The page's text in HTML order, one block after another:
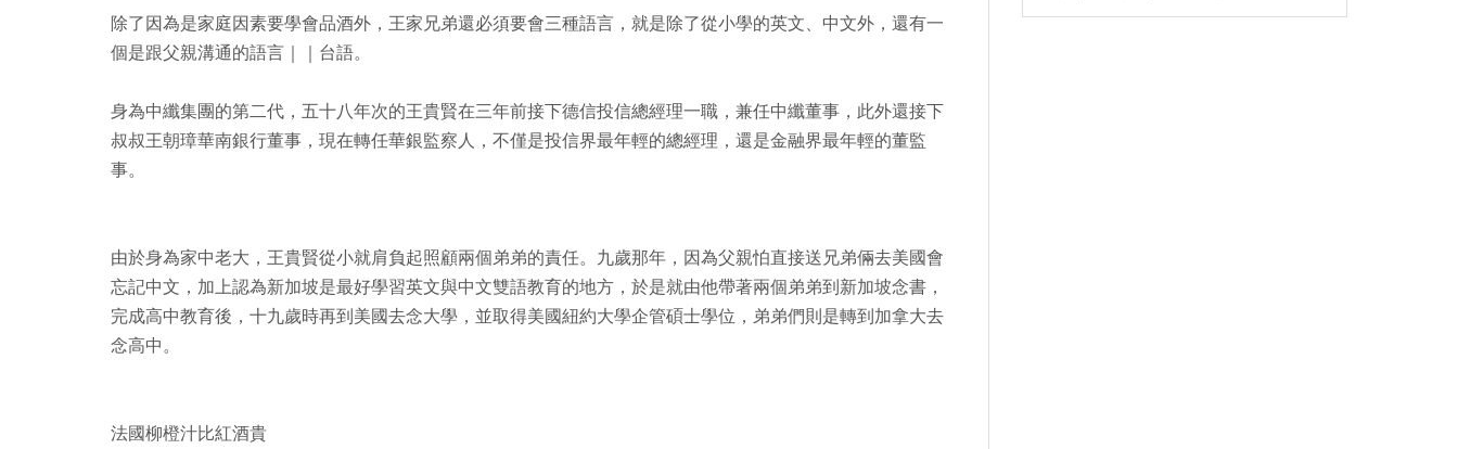
除了因為是家庭因素要學會品酒外，王家兄弟還必須要會三種語言，就是除了從小學的英文、中文外，還有一
個是跟父親溝通的語言｜｜台語。
身為中纖集團的第二代，五十八年次的王貴賢在三年前接下德信投信總經理一職，兼任中纖董事，此外還接下
叔叔王朝璋華南銀行董事，現在轉任華銀監察人，不僅是投信界最年輕的總經理，還是金融界最年輕的董監
事。
由於身為家中老大，王貴賢從小就肩負起照顧兩個弟弟的責任。九歲那年，因為父親怕直接送兄弟倆去美國會
忘記中文，加上認為新加坡是最好學習英文與中文雙語教育的地方，於是就由他帶著兩個弟弟到新加坡念書，
完成高中教育後，十九歲時再到美國去念大學，並取得美國紐約大學企管碩士學位，弟弟們則是轉到加拿大去
念高中。
法國柳橙汁比紅酒貴